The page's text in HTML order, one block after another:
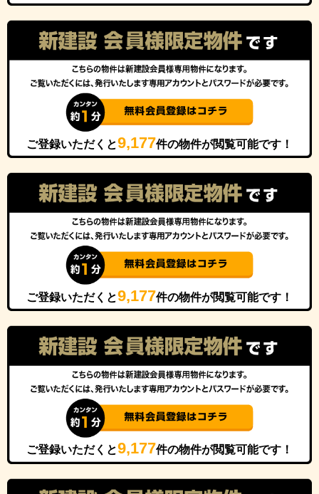
ご登録いただくと9,177件の物件が閲覧可能です！
ご登録いただくと9,177件の物件が閲覧可能です！
ご登録いただくと9,177件の物件が閲覧可能です！